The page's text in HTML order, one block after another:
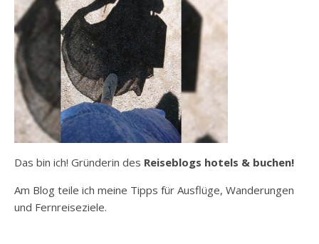
Das bin ich! Gründerin des Reiseblogs hotels & buchen!
Am Blog teile ich meine Tipps für Ausflüge, Wanderungen
und Fernreiseziele.